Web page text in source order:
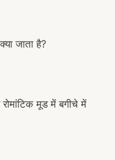
जाता है?
मूड में बगीचे में